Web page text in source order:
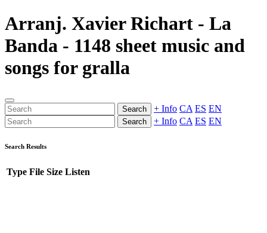
Arranj. Xavier Richart - La
Banda - 1148 sheet music and
songs for gralla
Search + Info CA ES EN
Search + Info CA ES EN
Search Results
Type File Size Listen